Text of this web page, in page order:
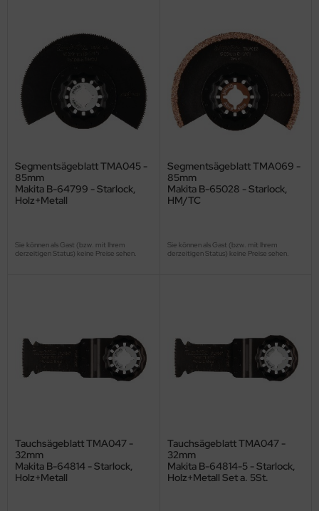
Segmentsägeblatt TMA045 -
85mm
Makita B-64799 - Starlock,
Holz+Metall
Sie können als Gast (bzw. mit Ihrem
derzeitigen Status) keine Preise sehen.
Segmentsägeblatt TMA069 -
85mm
Makita B-65028 - Starlock,
HM/TC
Sie können als Gast (bzw. mit Ihrem
derzeitigen Status) keine Preise sehen.
Tauchsägeblatt TMA047 -
32mm
Makita B-64814 - Starlock,
Holz+Metall
Tauchsägeblatt TMA047 -
32mm
Makita B-64814-5 - Starlock,
Holz+Metall Set a. 5St.